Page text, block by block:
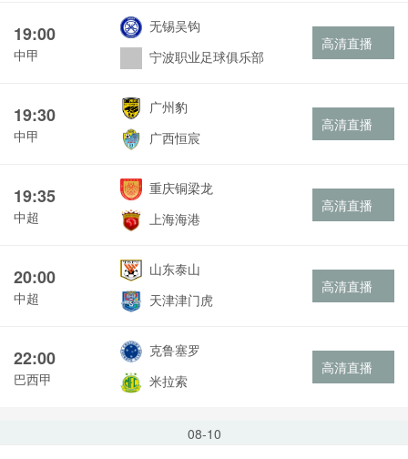
19:00
中甲
无锡吴钩
宁波职业足球俱乐部
高清直播
19:30
中甲
广州豹
广西恒宸
高清直播
19:35
中超
重庆铜梁龙
上海海港
高清直播
20:00
中超
山东泰山
天津津门虎
高清直播
22:00
巴西甲
克鲁塞罗
米拉索
高清直播
08-10